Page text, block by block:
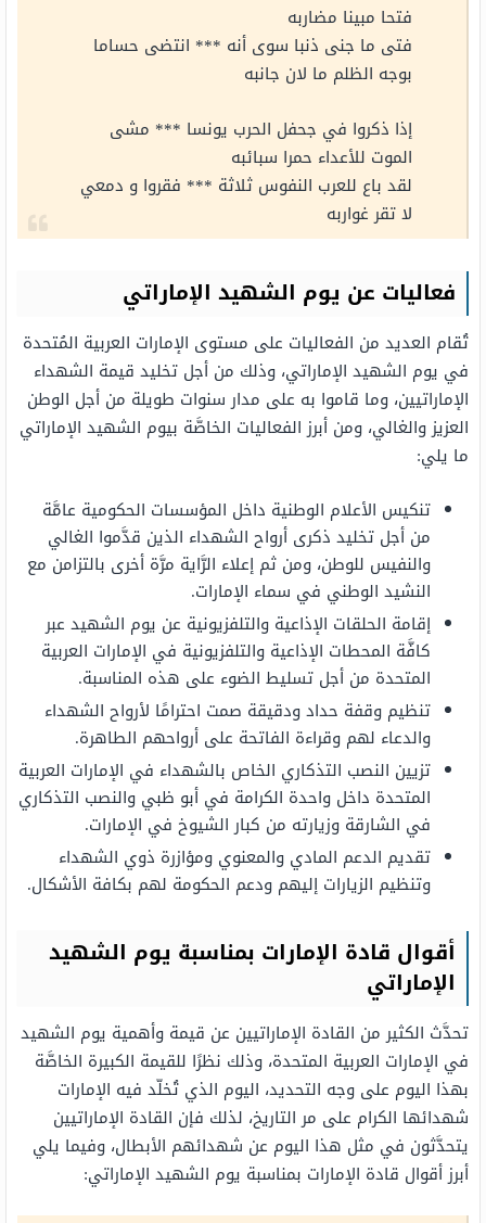
فتحا مبينا مضاربه
فتى ما جنى ذنبا سوى أنه *** انتضى حساما
بوجه الظلم ما لان جانبه
إذا ذكروا في جحفل الحرب يونسا *** مشى
الموت للأعداء حمرا سبائبه
لقد باع للعرب النفوس ثلاثة *** فقروا و دمعي
لا تقر غواربه
فعاليات عن يوم الشهيد الإماراتي
تُقام العديد من الفعاليات على مستوى الإمارات العربية المُتحدة
في يوم الشهيد الإماراتي، وذلك من أجل تخليد قيمة الشهداء
الإماراتيين، وما قاموا به على مدار سنوات طويلة من أجل الوطن
العزيز والغالي، ومن أبرز الفعاليات الخاصَّة بيوم الشهيد الإماراتي
ما يلي:
تنكيس الأعلام الوطنية داخل المؤسسات الحكومية عامَّة
من أجل تخليد ذكرى أرواح الشهداء الذين قدَّموا الغالي
والنفيس للوطن، ومن ثم إعلاء الرَّاية مرَّة أخرى بالتزامن مع
النشيد الوطني في سماء الإمارات.
إقامة الحلقات الإذاعية والتلفزيونية عن يوم الشهيد عبر
كافَّة المحطات الإذاعية والتلفزيونية في الإمارات العربية
المتحدة من أجل تسليط الضوء على هذه المناسبة.
تنظيم وقفة حداد ودقيقة صمت احترامًا لأرواح الشهداء
والدعاء لهم وقراءة الفاتحة على أرواحهم الطاهرة.
تزيين النصب التذكاري الخاص بالشهداء في الإمارات العربية
المتحدة داخل واحدة الكرامة في أبو ظبي والنصب التذكاري
في الشارقة وزيارته من كبار الشيوخ في الإمارات.
تقديم الدعم المادي والمعنوي ومؤازرة ذوي الشهداء
وتنظيم الزيارات إليهم ودعم الحكومة لهم بكافة الأشكال.
أقوال قادة الإمارات بمناسبة يوم الشهيد
الإماراتي
تحدَّث الكثير من القادة الإماراتيين عن قيمة وأهمية يوم الشهيد
في الإمارات العربية المتحدة، وذلك نظرًا للقيمة الكبيرة الخاصَّة
بهذا اليوم على وجه التحديد، اليوم الذي تُخلّد فيه الإمارات
شهدائها الكرام على مر التاريخ، لذلك فإن القادة الإماراتيين
يتحدَّثون في مثل هذا اليوم عن شهدائهم الأبطال، وفيما يلي
أبرز أقوال قادة الإمارات بمناسبة يوم الشهيد الإماراتي: